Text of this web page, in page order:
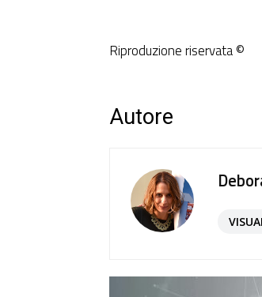
Riproduzione riservata ©
Autore